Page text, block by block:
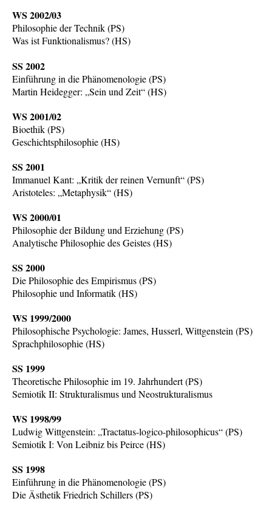
WS 2002/03
Philosophie der Technik (PS)
Was ist Funktionalismus? (HS)
SS 2002
Einführung in die Phänomenologie (PS)
Martin Heidegger: „Sein und Zeit“ (HS)
WS 2001/02
Bioethik (PS)
Geschichtsphilosophie (HS)
SS 2001
Immanuel Kant: „Kritik der reinen Vernunft“ (PS)
Aristoteles: „Metaphysik“ (HS)
WS 2000/01
Philosophie der Bildung und Erziehung (PS)
Analytische Philosophie des Geistes (HS)
SS 2000
Die Philosophie des Empirismus (PS)
Philosophie und Informatik (HS)
WS 1999/2000
Philosophische Psychologie: James, Husserl, Wittgenstein (PS)
Sprachphilosophie (HS)
SS 1999
Theoretische Philosophie im 19. Jahrhundert (PS)
Semiotik II: Strukturalismus und Neostrukturalismus
WS 1998/99
Ludwig Wittgenstein: „Tractatus-logico-philosophicus“ (PS)
Semiotik I: Von Leibniz bis Peirce (HS)
SS 1998
Einführung in die Phänomenologie (PS)
Die Ästhetik Friedrich Schillers (PS)